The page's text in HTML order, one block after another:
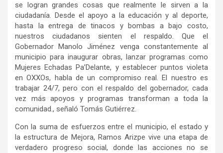
se logran grandes cosas que realmente le sirven a la
ciudadanía. Desde el apoyo a la educación y al deporte,
hasta la entrega de tinacos y bombas a bajo costo,
nuestros ciudadanos sienten el respaldo. Que el
Gobernador Manolo Jiménez venga constantemente al
municipio para inaugurar obras, lanzar programas como
Mujeres Echadas Pa’Delante, y establecer puntos violeta
en OXXOs, habla de un compromiso real. El nuestro es
trabajar 24/7, pero con el respaldo del gobernador, cada
vez más apoyos y programas transforman a toda la
comunidad., señaló Tomás Gutiérrez.
Con la suma de esfuerzos entre el municipio, el estado y
la estructura de Mejora, Ramos Arizpe vive una etapa de
verdadero progreso social, donde las acciones no se